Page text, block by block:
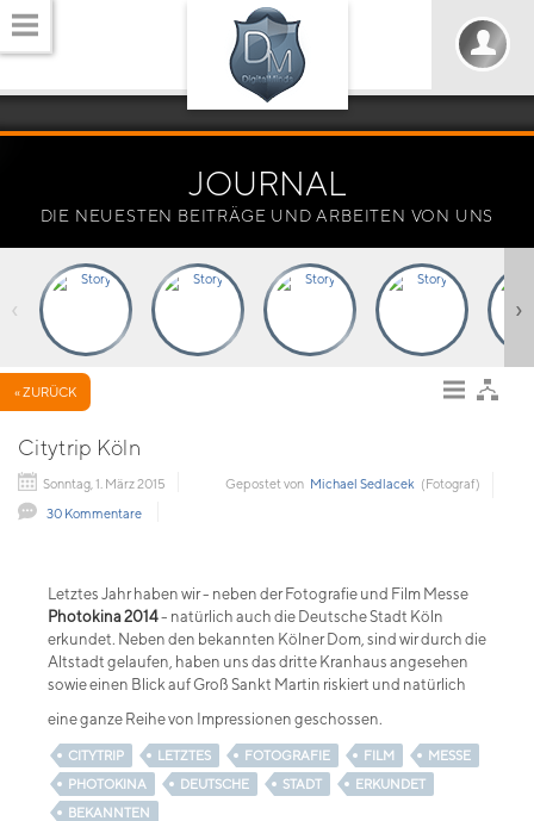
JOURNAL
DIE NEUESTEN BEITRÄGE UND ARBEITEN VON UNS
‹ ›
« ZURÜCK
Citytrip Köln
Sonntag, 1. März 2015 Gepostet von Michael Sedlacek (Fotograf)
30 Kommentare
Letztes Jahr haben wir - neben der Fotografie und Film Messe
Photokina 2014- natürlich auch die Deutsche Stadt Köln
erkundet. Neben den bekannten Kölner Dom, sind wir durch die
Altstadt gelaufen, haben uns das dritte Kranhaus angesehen
sowie einen Blick auf Groß Sankt Martin riskiert und natürlich
eine ganze Reihe von Impressionen geschossen.
CITYTRIP LETZTES FOTOGRAFIE FILM
MESSE
PHOTOKINA
DEUTSCHE STADT
ERKUNDET
BEKANNTEN